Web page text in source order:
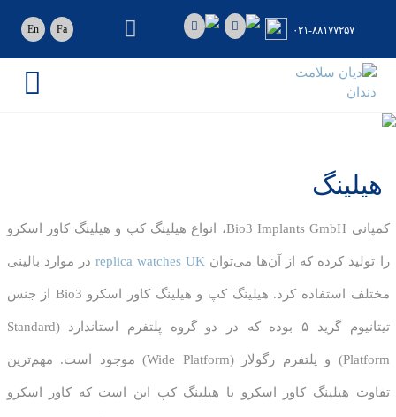
En Fa ۰۲۱-۸۸۱۷۷۲۵۷
دیان
هیلینگ
کمپانی Bio3 Implants GmbH، انواع هیلینگ کپ و هیلینگ کاور اسکرو
را تولید کرده که از آن‌ها می‌توان replica watches UK در موارد بالینی
مختلف استفاده کرد. هیلینگ کپ و هیلینگ کاور اسکرو Bio3 از جنس
تیتانیوم گرید ۵ بوده که در دو گروه پلتفرم استاندارد (Standard
Platform) و پلتفرم رگولار (Wide Platform) موجود است. مهم‌ترین
تفاوت هیلینگ کاور اسکرو با هیلینگ کپ این است که کاور اسکرو